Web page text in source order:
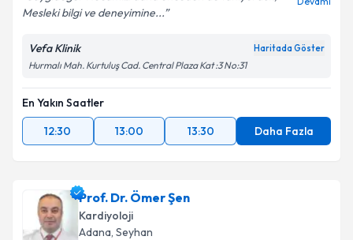
Mesleki bilgi ve deneyimine...
Vefa Klinik Haritada Göster
Hurmalı Mah. Kurtuluş Cad. Central Plaza Kat :3 No:31
En Yakın Saatler
12:30
13:00 13:30 Daha Fazla
Prof. Dr. Ömer Şen
Kardiyoloji
Adana, Seyhan